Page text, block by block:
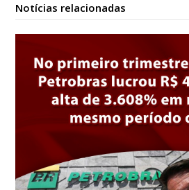
Notícias relacionadas